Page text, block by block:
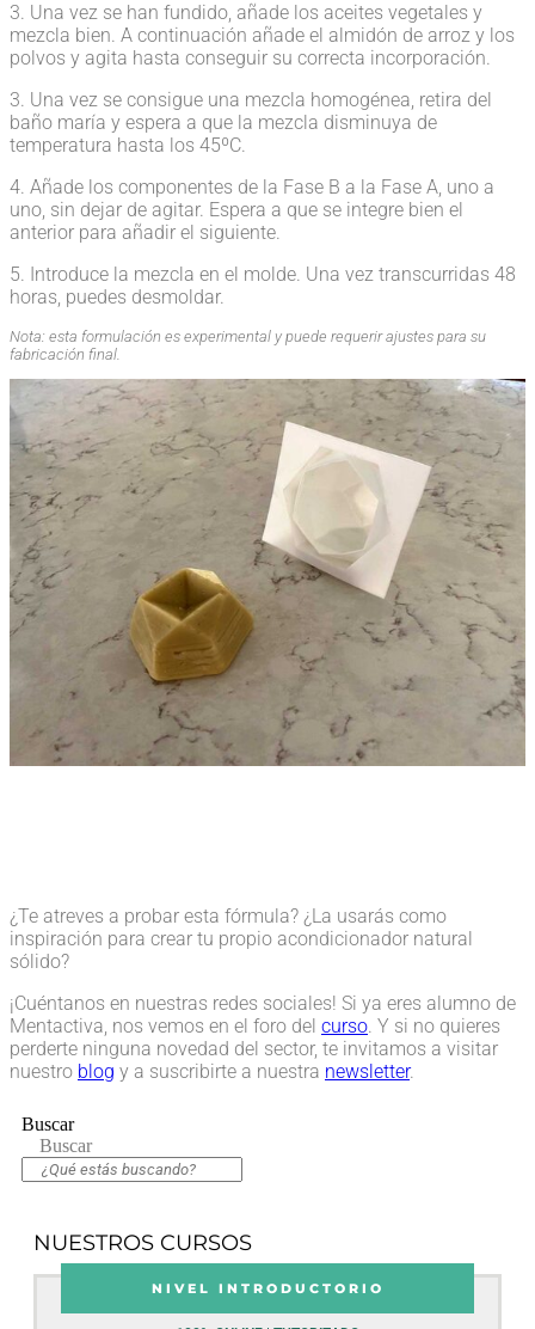
3. Una vez se han fundido, añade los aceites vegetales y
mezcla bien. A continuación añade el almidón de arroz y los
polvos y agita hasta conseguir su correcta incorporación.
3. Una vez se consigue una mezcla homogénea, retira del
baño maría y espera a que la mezcla disminuya de
temperatura hasta los 45ºC.
4. Añade los componentes de la Fase B a la Fase A, uno a
uno, sin dejar de agitar. Espera a que se integre bien el
anterior para añadir el siguiente.
5. Introduce la mezcla en el molde. Una vez transcurridas 48
horas, puedes desmoldar.
Nota: esta formulación es experimental y puede requerir ajustes para su
fabricación final.
¿Te atreves a probar esta fórmula? ¿La usarás como
inspiración para crear tu propio acondicionador natural
sólido?
¡Cuéntanos en nuestras redes sociales! Si ya eres alumno de
Mentactiva, nos vemos en el foro del curso. Y si no quieres
perderte ninguna novedad del sector, te invitamos a visitar
nuestro blog y a suscribirte a nuestra newsletter.
Buscar
Buscar
NUESTROS CURSOS
NIVEL INTRODUCTORIO